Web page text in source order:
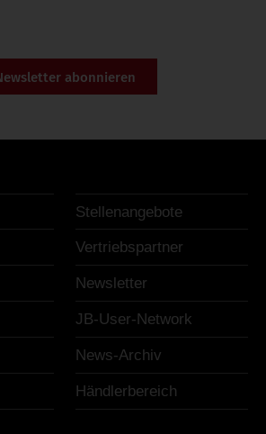
abonnieren
Stellenangebote
Vertriebspartner
Newsletter
JB-User-Network
News-Archiv
Händlerbereich